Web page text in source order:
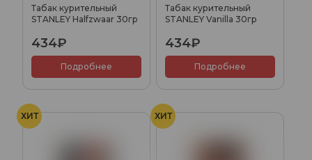
Табак курительный
STANLEY Halfzwaar 30гр
434₽
Подробнее
Табак курительный
STANLEY Vanilla 30гр
434₽
Подробнее
ХИТ ХИТ